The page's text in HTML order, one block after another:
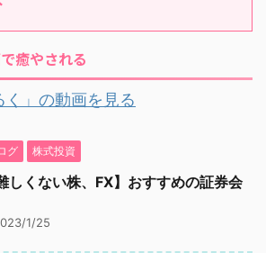
癒やされる
」の動画を見る
グ 株式投資
難しくない株、FX】おすすめの証券会
1/25